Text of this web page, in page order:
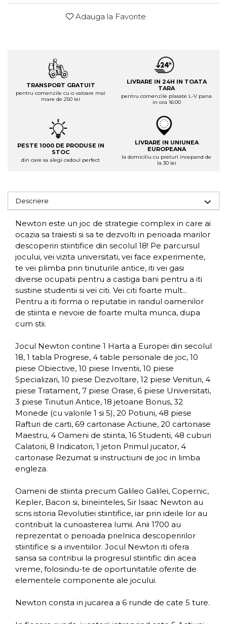
Adauga la Favorite
TRANSPORT GRATUIT
pentru comenzile cu o valoare mai
mare de 250 lei
LIVRARE IN 24H IN TOATA
TARA
pentru comenzile plasate L-V pana
in ora 16:00
PESTE 1000 DE PRODUSE IN
STOC
din care sa alegi cadoul perfect
LIVRARE IN UNIUNEA
EUROPEANA
la domiciliu cu preturi incepand de
la 30 lei
Descriere
Newton este un joc de strategie complex in care ai
ocazia sa traiesti si sa te dezvolti in perioada marilor
descoperiri stiintifice din secolul 18! Pe parcursul
jocului, vei vizita universitati, vei face experimente,
te vei plimba prin tinuturile antice, iti vei gasi
diverse ocupatii pentru a castiga bani pentru a iti
sustine studentii si vei citi. Vei citi foarte mult...
Pentru a iti forma o reputatie in randul oamenilor
de stiinta e nevoie de foarte multa munca, dupa
cum stii.
Jocul Newton contine 1 Harta a Europei din secolul
18, 1 tabla Progrese, 4 table personale de joc, 10
piese Obiective, 10 piese Inventii, 10 piese
Specializari, 10 piese Dezvoltare, 12 piese Venituri, 4
piese Tratament, 7 piese Orase, 6 piese Universitati,
3 piese Tinuturi Antice, 18 jetoane Bonus, 32
Monede (cu valorile 1 si 5), 20 Potiuni, 48 piese
Rafturi de carti, 69 cartonase Actiune, 20 cartonase
Maestru, 4 Oameni de stiinta, 16 Studenti, 48 cuburi
Calatorii, 8 Indicatori, 1 jeton Primul jucator, 4
cartonase Rezumat si instructiuni de joc in limba
engleza.
Oameni de stiinta precum Galileo Galilei, Copernic,
Kepler, Bacon si, bineinteles, Sir Isaac Newton au
scris istoria Revolutiei stiintifice, iar prin ideile lor au
contribuit la cunoasterea lumii. Anii 1700 au
reprezentat o perioada prielnica descoperirilor
stiintifice si a inventiilor. Jocul Newton iti ofera
sansa sa contribui la progresul stiintific din acea
vreme, folosindu-te de oportunitatile oferite de
elementele componente ale jocului.
Newton consta in jucarea a 6 runde de cate 5 ture.